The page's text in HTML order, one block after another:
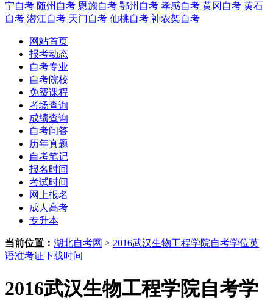
宁自考 随州自考 恩施自考 鄂州自考 孝感自考 黄冈自考 黄石
自考 潜江自考 天门自考 仙桃自考 神农架自考
网站首页
报考动态
自考专业
自考院校
免费课程
考场查询
成绩查询
自考问答
历年真题
自考笔记
报名时间
考试时间
网上报名
成人高考
专升本
当前位置： 湖北自考网 > 2016武汉生物工程学院自考学位英
语准考证下载时间
2016武汉生物工程学院自考学